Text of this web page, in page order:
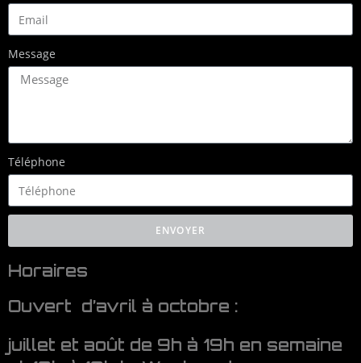
Message
Téléphone
ENVOYER
Horaires
Ouvert d’avril à octobre :
juillet et août de 9h à 19h en semaine